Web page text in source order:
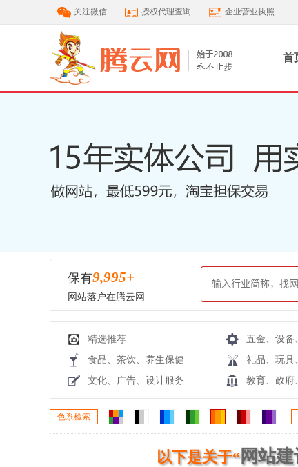
关注微信 授权代理查询 企业营业执照
首
保有10,000
网站落户在腾云网
精选推荐 五金、设备
食品、茶饮、养生保健
礼品、玩具
文化、广告、设计服务
教育、政府
色系检索
以下是关于“网站